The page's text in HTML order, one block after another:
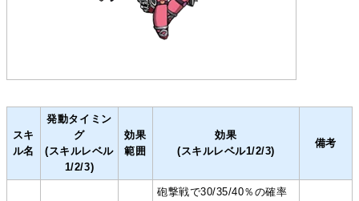
スキ
ル名
発動タイミン
グ
(スキルレベル
1/2/3)
効果
範囲
効果
(スキルレベル1/2/3)
備考
砲撃戦で30/35/40％の確率